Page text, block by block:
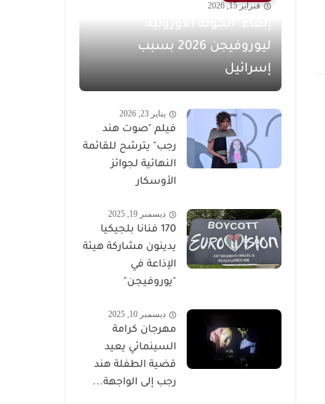
فبراير 15, 2026
إلغاء "الجولة الأوروبية"
ليوروفيجن 2026 بسبب
إسرائيل
يناير 23, 2026
فيلم "صوت هند
رجب" يترشح للقائمة
النهائية لجوائز
الأوسكار
ديسمبر 19, 2025
170 فنانا بلجيكيا
يدينون مشاركة هيئة
الإذاعة في
"يوروفيجن"
ديسمبر 10, 2025
مهرجان كرامة
السينمائي يعيد
قضية الطفلة هند
رجب إلى الواجهة...